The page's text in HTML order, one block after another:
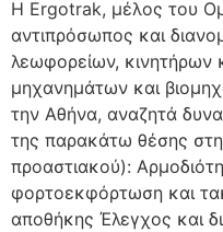
H Ergotrak, μέλος του
αντιπρόσωπος και
λεωφορείων, κινητήρων
μηχανημάτων και
την Αθήνα, αναζητά
της παρακάτω θέσης
προαστιακού):
φορτοεκφόρτωση και
αποθήκης Έλεγχος και